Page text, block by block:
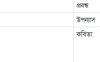
প্রবন্ধ
উপন্যাস
কবিতা